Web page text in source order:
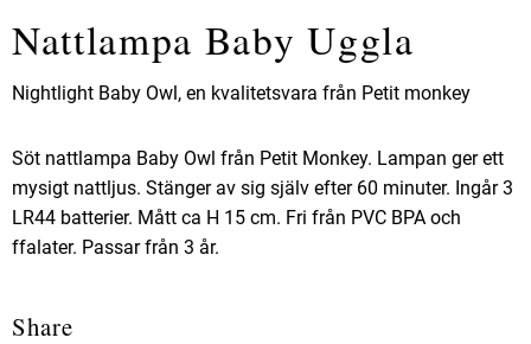
Nattlampa Baby Uggla
Nightlight Baby Owl, en kvalitetsvara från Petit monkey
Söt nattlampa Baby Owl från Petit Monkey. Lampan ger ett
mysigt nattljus. Stänger av sig själv efter 60 minuter. Ingår 3
LR44 batterier. Mått ca H 15 cm. Fri från PVC BPA och
ffalater. Passar från 3 år.
Share